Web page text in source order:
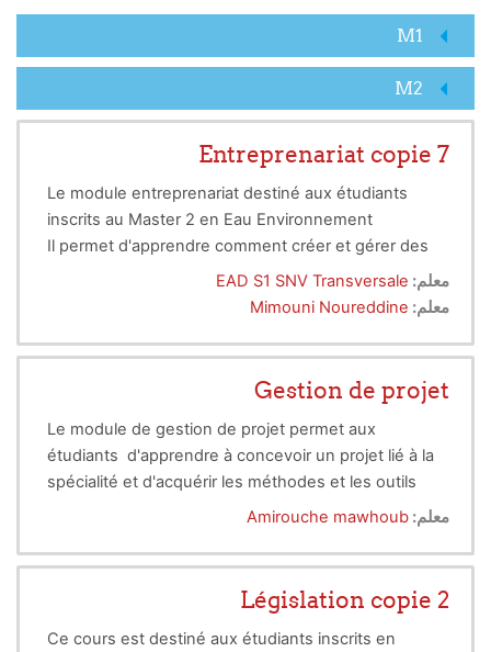
M1
M2
Entreprenariat copie 7
Le module entreprenariat destiné aux étudiants
inscrits au Master 2 en Eau Environnement
Il permet d'apprendre comment créer et gérer des
projets au sein des entreprises
معلم: EAD S1 SNV Transversale
معلم: Mimouni Noureddine
Gestion de projet
Le module de gestion de projet permet aux
étudiants d'apprendre à concevoir un projet lié à la
spécialité et d'acquérir les méthodes et les outils
fondamentaux de la gestion de projet pour piloterمعلم: Amirouche mawhoub
Législation copie 2
Ce cours est destiné aux étudiants inscrits en